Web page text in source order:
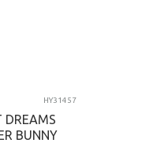
HY31457
DREAMS
BUNNY